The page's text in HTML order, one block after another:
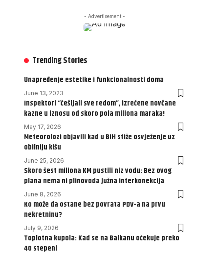
- Advertisement -
Trending Stories
Unapređenje estetike i funkcionalnosti doma
June 13, 2023
Inspektori “češljali sve redom”, izrečene novčane
kazne u iznosu od skoro pola miliona maraka!
May 17, 2026
Meteorolozi objavili kad u BiH stiže osvježenje uz
obilniju kišu
June 25, 2026
Skoro šest miliona KM pustili niz vodu: Bez ovog
plana nema ni plinovoda Južna interkonekcija
June 8, 2026
Ko može da ostane bez povrata PDV-a na prvu
nekretninu?
July 9, 2026
Toplotna kupola: Kad se na Balkanu očekuje preko
40 stepeni